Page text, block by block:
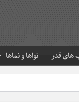
قدر نواها و نماها